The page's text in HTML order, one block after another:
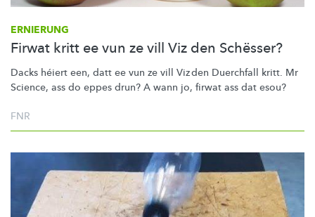
ERNIERUNG
Firwat kritt ee vun ze vill Viz den Schësser?
Dacks héiert een, datt ee vun ze vill Viz den Duerchfall kritt. Mr
Science, ass do eppes drun? A wann jo, firwat ass dat esou?
FNR